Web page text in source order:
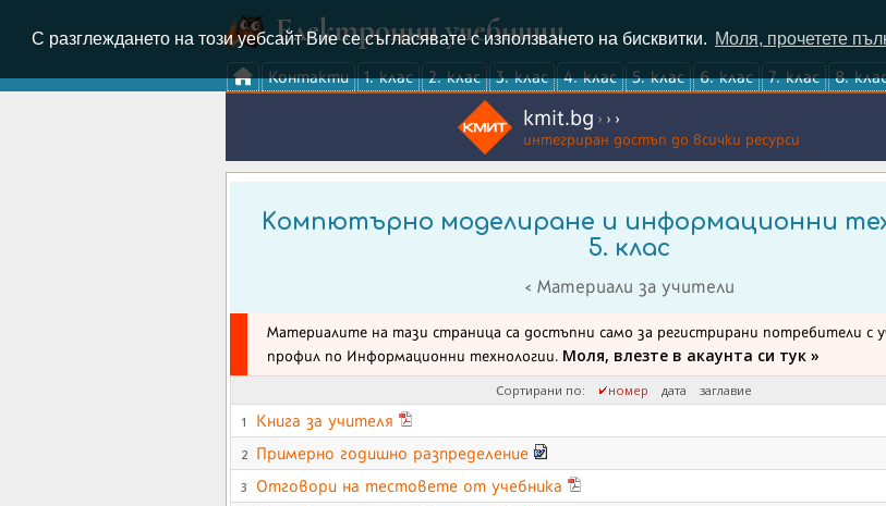
С разглеждането на този уебсайт Вие се съгласявате с използването на бисквитки. Моля, прочетете
Електронни учебници
Контакти 1. клас 2. клас 3. клас 4. клас 5. клас 6. клас 7. клас 8.
kmit.bg › › ›
интегриран достъп до всички ресурси
Kомпютърно моделиране и информационни
5. клас
< Материали за учители
Материалите на тази страница са достъпни само за регистрирани потребители с
профил по Информационни технологии. Моля, влезте в акаунта си тук »
Сортирани по: номер дата заглавие
1 Книга за учителя
2 Примерно годишно разпределение
3 Отговори на тестовете от учебника